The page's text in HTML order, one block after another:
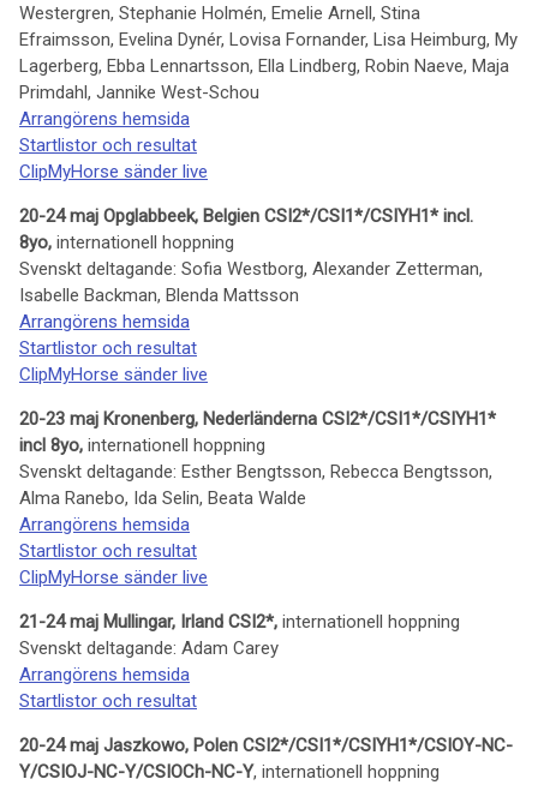
Westergren, Stephanie Holmén, Emelie Arnell, Stina
Efraimsson, Evelina Dynér, Lovisa Fornander, Lisa Heimburg, My
Lagerberg, Ebba Lennartsson, Ella Lindberg, Robin Naeve, Maja
Primdahl, Jannike West-Schou
Arrangörens hemsida
Startlistor och resultat
ClipMyHorse sänder live
20-24 maj Opglabbeek, Belgien CSI2*/CSI1*/CSIYH1* incl.
8yo, internationell hoppning
Svenskt deltagande: Sofia Westborg, Alexander Zetterman,
Isabelle Backman, Blenda Mattsson
Arrangörens hemsida
Startlistor och resultat
ClipMyHorse sänder live
20-23 maj Kronenberg, Nederländerna CSI2*/CSI1*/CSIYH1*
incl 8yo, internationell hoppning
Svenskt deltagande: Esther Bengtsson, Rebecca Bengtsson,
Alma Ranebo, Ida Selin, Beata Walde
Arrangörens hemsida
Startlistor och resultat
ClipMyHorse sänder live
21-24 maj Mullingar, Irland CSI2*, internationell hoppning
Svenskt deltagande: Adam Carey
Arrangörens hemsida
Startlistor och resultat
20-24 maj Jaszkowo, Polen CSI2*/CSI1*/CSIYH1*/CSIOY-NC-
Y/CSIOJ-NC-Y/CSIOCh-NC-Y, internationell hoppning